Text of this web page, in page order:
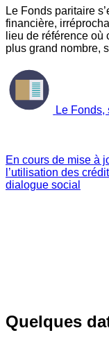
Le Fonds paritaire
financière,
lieu de référence
plus grand nombre,
Le
En cours de mise à
l’utilisation des
dialogue social
Quelques